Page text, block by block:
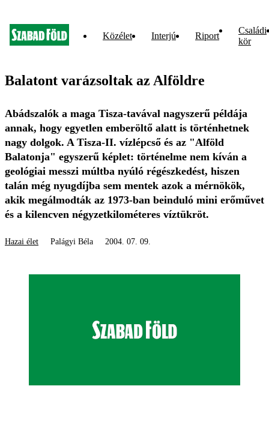
Közélet Interjú Riport
Családi
kör
Balatont varázsoltak az Alföldre
Abádszalók a maga Tisza-tavával nagyszerű példája
annak, hogy egyetlen emberöltő alatt is történhetnek
nagy dolgok. A Tisza-II. vízlépcső és az "Alföld
Balatonja" egyszerű képlet: történelme nem kíván a
geológiai messzi múltba nyúló régészkedést, hiszen
talán még nyugdíjba sem mentek azok a mérnökök,
akik megálmodták az 1973-ban beinduló mini erőművet
és a kilencven négyzetkilométeres víztükröt.
Hazai élet Palágyi Béla 2004. 07. 09.